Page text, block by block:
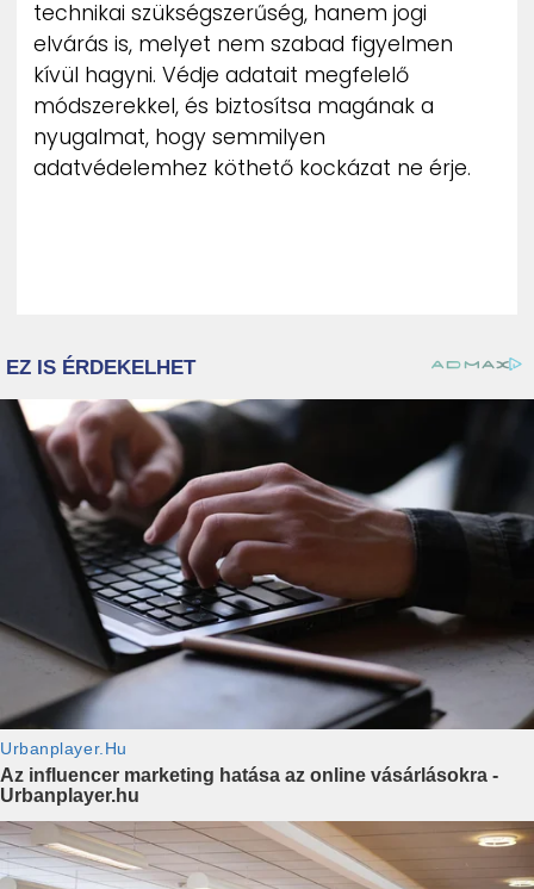
technikai szükségszerűség, hanem jogi
elvárás is, melyet nem szabad figyelmen
kívül hagyni. Védje adatait megfelelő
módszerekkel, és biztosítsa magának a
nyugalmat, hogy semmilyen
adatvédelemhez köthető kockázat ne érje.